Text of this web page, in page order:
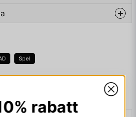
denna produkten...
Spel
rabatt